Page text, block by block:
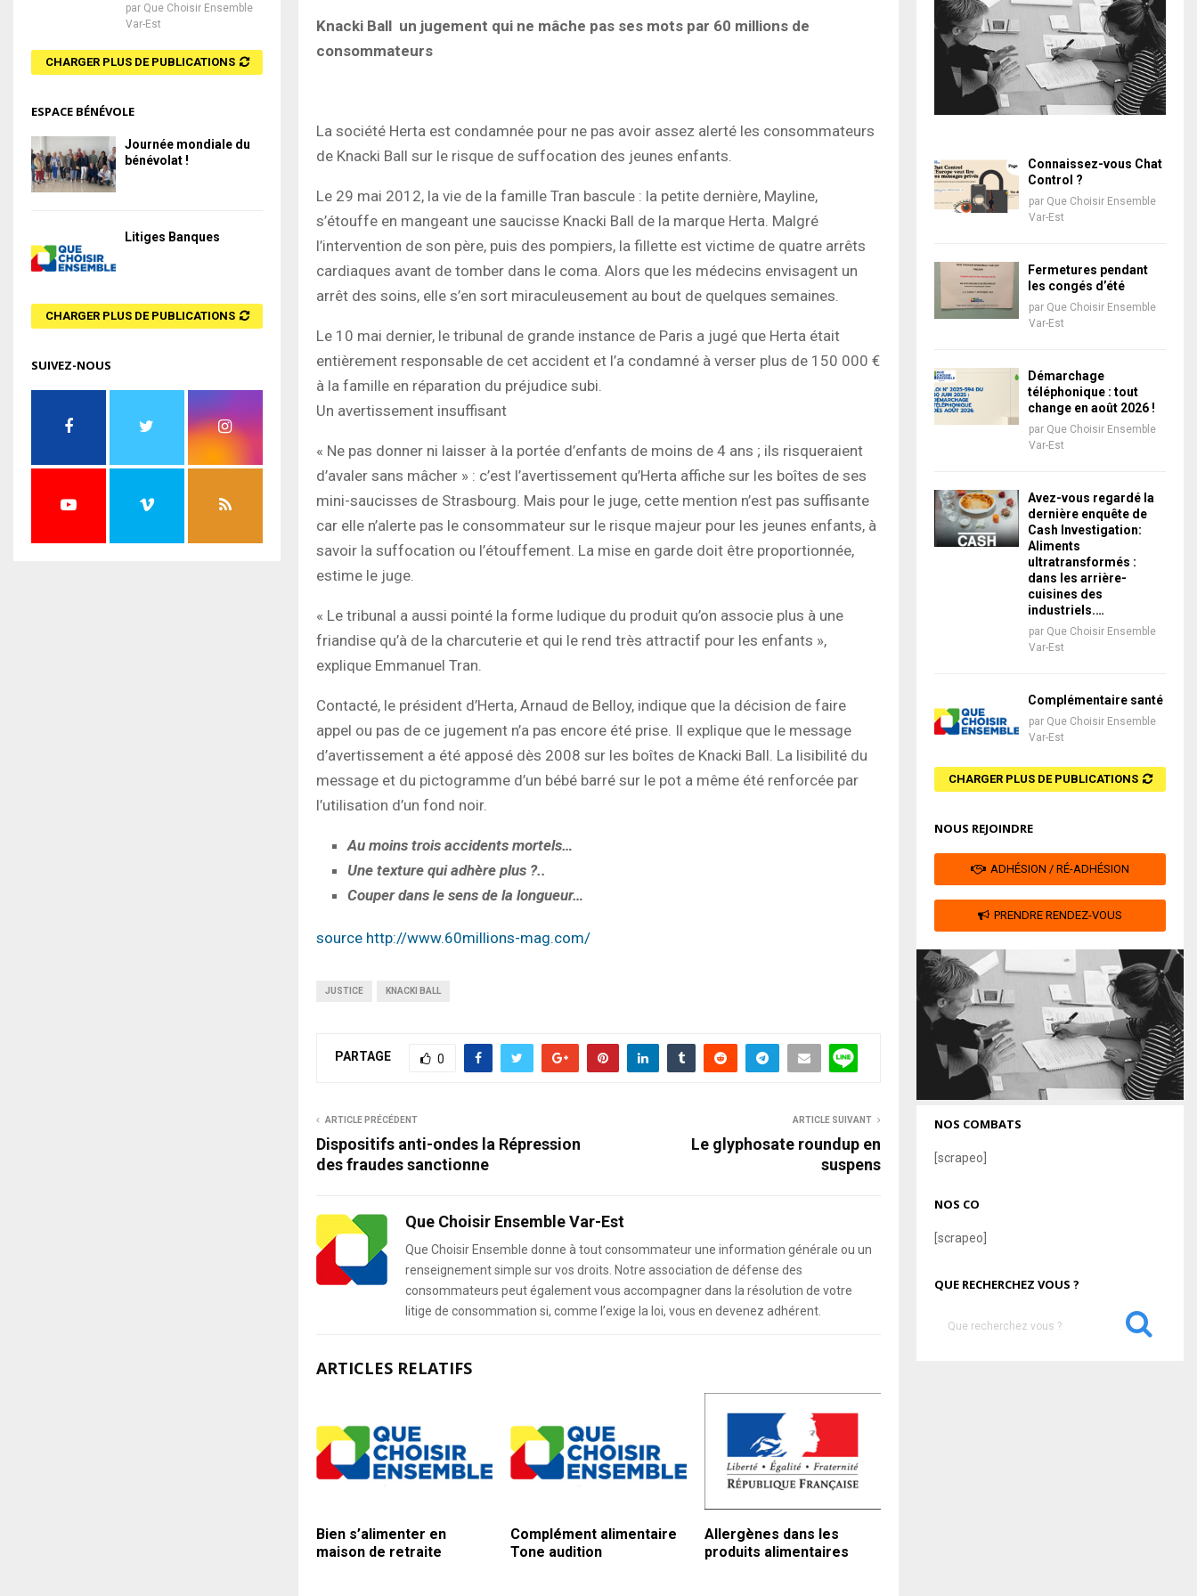
Knacki Ball un jugement qui ne mâche pas ses mots par 60 millions de
consommateurs
La société Herta est condamnée pour ne pas avoir assez alerté les consommateurs
de Knacki Ball sur le risque de suffocation des jeunes enfants.
Le 29 mai 2012, la vie de la famille Tran bascule : la petite dernière, Mayline,
s’étouffe en mangeant une saucisse Knacki Ball de la marque Herta. Malgré
l’intervention de son père, puis des pompiers, la fillette est victime de quatre arrêts
cardiaques avant de tomber dans le coma. Alors que les médecins envisagent un
arrêt des soins, elle s’en sort miraculeusement au bout de quelques semaines.
Le 10 mai dernier, le tribunal de grande instance de Paris a jugé que Herta était
entièrement responsable de cet accident et l’a condamné à verser plus de 150 000 €
à la famille en réparation du préjudice subi.
Un avertissement insuffisant
« Ne pas donner ni laisser à la portée d’enfants de moins de 4 ans ; ils risqueraient
d’avaler sans mâcher » : c’est l’avertissement qu’Herta affiche sur les boîtes de ses
mini-saucisses de Strasbourg. Mais pour le juge, cette mention n’est pas suffisante
car elle n’alerte pas le consommateur sur le risque majeur pour les jeunes enfants, à
savoir la suffocation ou l’étouffement. La mise en garde doit être proportionnée,
estime le juge.
« Le tribunal a aussi pointé la forme ludique du produit qu’on associe plus à une
friandise qu’à de la charcuterie et qui le rend très attractif pour les enfants »,
explique Emmanuel Tran.
Contacté, le président d’Herta, Arnaud de Belloy, indique que la décision de faire
appel ou pas de ce jugement n’a pas encore été prise. Il explique que le message
d’avertissement a été apposé dès 2008 sur les boîtes de Knacki Ball. La lisibilité du
message et du pictogramme d’un bébé barré sur le pot a même été renforcée par
l’utilisation d’un fond noir.
Au moins trois accidents mortels…
Une texture qui adhère plus ?..
Couper dans le sens de la longueur…
source http://www.60millions-mag.com/
JUSTICE KNACKI BALL
PARTAGE 0
ARTICLE PRÉCÉDENT
Dispositifs anti-ondes la Répression
des fraudes sanctionne
ARTICLE SUIVANT
Le glyphosate roundup en
suspens
Que Choisir Ensemble Var-Est
Que Choisir Ensemble donne à tout consommateur une information générale ou un
renseignement simple sur vos droits. Notre association de défense des
consommateurs peut également vous accompagner dans la résolution de votre
litige de consommation si, comme l’exige la loi, vous en devenez adhérent.
ARTICLES RELATIFS
Bien s’alimenter en
maison de retraite
Complément alimentaire
Tone audition
Allergènes dans les
produits alimentaires
par Que Choisir Ensemble
Var-Est
CHARGER PLUS DE PUBLICATIONS
ESPACE BÉNÉVOLE
Journée mondiale du
bénévolat !
Litiges Banques
CHARGER PLUS DE PUBLICATIONS
SUIVEZ-NOUS
Connaissez-vous Chat
Control ?
par Que Choisir Ensemble
Var-Est
Fermetures pendant
les congés d’été
par Que Choisir Ensemble
Var-Est
Démarchage
téléphonique : tout
change en août 2026 !
par Que Choisir Ensemble
Var-Est
Avez-vous regardé la
dernière enquête de
Cash Investigation:
Aliments
ultratransformés :
dans les arrière-
cuisines des
industriels.…
par Que Choisir Ensemble
Var-Est
Complémentaire santé
par Que Choisir Ensemble
Var-Est
CHARGER PLUS DE PUBLICATIONS
NOUS REJOINDRE
ADHÉSION / RÉ-ADHÉSION
PRENDRE RENDEZ-VOUS
NOS COMBATS
[scrapeo]
NOS CO
[scrapeo]
QUE RECHERCHEZ VOUS ?